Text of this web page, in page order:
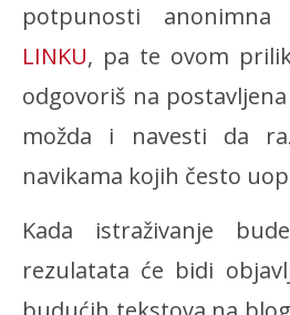
potpunosti
LINKU, pa te ovom
odgovoriš na
možda i navesti da
navikama kojih često
Kada istraživanje
rezulatata će bidi